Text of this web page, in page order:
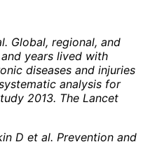
Global, regional, and
years lived with
diseases and injuries
analysis for
2013. The Lancet
D et al. Prevention and